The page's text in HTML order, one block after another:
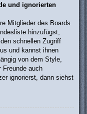
und ignorierten
Mitglieder des Boards
hinzufügst,
schnellen Zugriff
und kannst ihnen
von dem Style,
Freunde auch
ignorierst, dann siehst